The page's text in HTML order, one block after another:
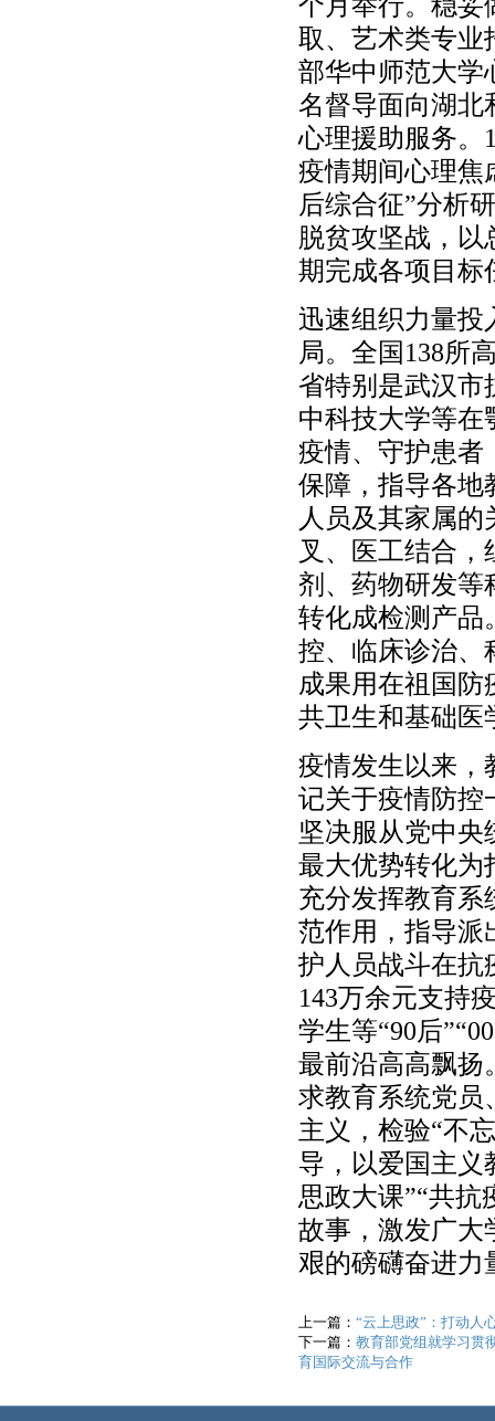
取、艺术类专业
部华中师范大学
名督导面向湖北
心理援助服务。
疫情期间心理焦
后综合征”分析
脱贫攻坚战，
期完成各项目标
迅速组织力量投
局。全国138所
省特别是武汉市
中科技大学等在
疫情、守护患者
保障，指导各地
人员及其家属
叉、医工结合
剂、药物研发等
转化成检测产品
控、临床诊治、
成果用在祖国
共卫生和基础医
疫情发生以来，
记关于疫情防控
坚决服从党中
最大优势转化为
充分发挥教育系
范作用，指导派
护人员战斗在抗
143万余元支持
学生等“90后
最前沿高高飘扬
求教育系统党员
主义，检验“不
导，以爱国主义
思政大课”“共
故事，激发广大
艰的磅礴奋进力
上一篇： “云上思政”：打动人
下一篇： 教育部党组就学习贯
育国际交流与合作